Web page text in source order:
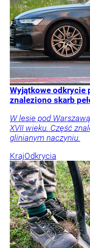
Wyjątkowe odkrycie
znaleziono skarb
W lesie pod
XVII wieku. Część
glinianym naczyniu.
KrajOdkrycia